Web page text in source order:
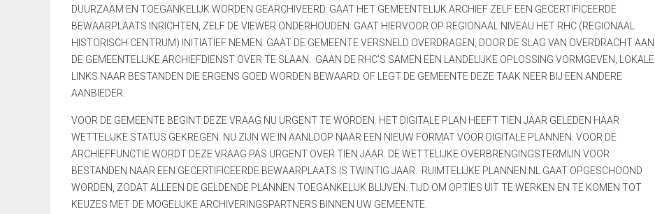
DUURZAAM EN TOEGANKELIJK WORDEN GEARCHIVEERD. GAAT HET GEMEENTELIJK ARCHIEF ZELF EEN GECERTIFICEERDE
BEWAARPLAATS INRICHTEN, ZELF DE VIEWER ONDERHOUDEN. GAAT HIERVOOR OP REGIONAAL NIVEAU HET RHC (REGIONAAL
HISTORISCH CENTRUM) INITIATIEF NEMEN. GAAT DE GEMEENTE VERSNELD OVERDRAGEN, DOOR DE SLAG VAN OVERDRACHT AAN
DE GEMEENTELIJKE ARCHIEFDIENST OVER TE SLAAN. GAAN DE RHC’S SAMEN EEN LANDELIJKE OPLOSSING VORMGEVEN, LOKALE
LINKS NAAR BESTANDEN DIE ERGENS GOED WORDEN BEWAARD. OF LEGT DE GEMEENTE DEZE TAAK NEER BIJ EEN ANDERE
AANBIEDER.
VOOR DE GEMEENTE BEGINT DEZE VRAAG NU URGENT TE WORDEN. HET DIGITALE PLAN HEEFT TIEN JAAR GELEDEN HAAR
WETTELIJKE STATUS GEKREGEN. NU ZIJN WE IN AANLOOP NAAR EEN NIEUW FORMAT VOOR DIGITALE PLANNEN. VOOR DE
ARCHIEFFUNCTIE WORDT DEZE VRAAG PAS URGENT OVER TIEN JAAR. DE WETTELIJKE OVERBRENGINGSTERMIJN VOOR
BESTANDEN NAAR EEN GECERTIFICEERDE BEWAARPLAATS IS TWINTIG JAAR. RUIMTELIJKE PLANNEN.NL GAAT OPGESCHOOND
WORDEN, ZODAT ALLEEN DE GELDENDE PLANNEN TOEGANKELIJK BLIJVEN. TIJD OM OPTIES UIT TE WERKEN EN TE KOMEN TOT
KEUZES MET DE MOGELIJKE ARCHIVERINGSPARTNERS BINNEN UW GEMEENTE.